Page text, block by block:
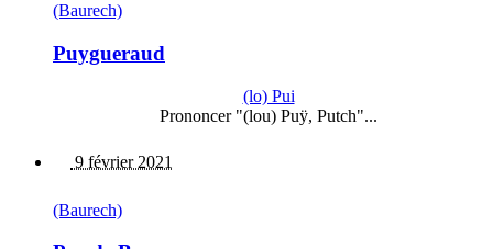
(Baurech)
Puygueraud
(lo) Pui
Prononcer "(lou) Puÿ, Putch"...
9 février 2021
(Baurech)